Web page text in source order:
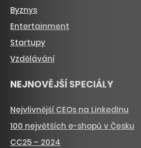
Byznys
Entertainment
Startupy
Vzdělávání
NEJNOVĚJŠÍ SPECIÁLY
Nejvlivnější CEOs na LinkedInu
100 největších e-shopů v Česku
CC25 – 2024